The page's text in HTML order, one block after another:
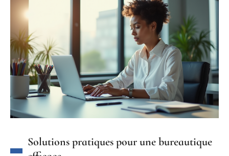
Solutions pratiques pour une bureautique